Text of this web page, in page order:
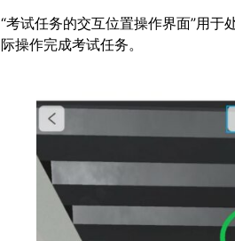
“考试任务的交互位置操作界面”用
际操作完成考试任务。